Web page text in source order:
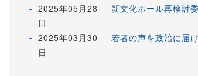
2025年05月28
日
新文化ホール再検討
2025年03月30
日
若者の声を政治に届